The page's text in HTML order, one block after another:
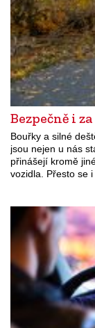
Bezpečně i
Bouřky a silné
jsou nejen u nás
přinášejí kromě
vozidla. Přesto se